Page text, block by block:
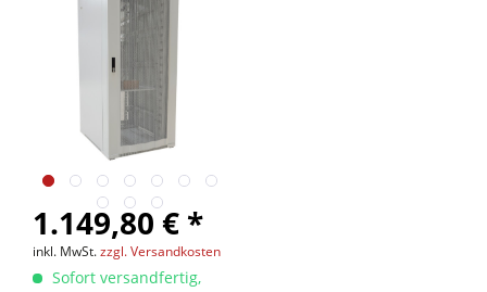
1.149,80 € *
inkl. MwSt.zzgl. Versandkosten
Sofort versandfertig,